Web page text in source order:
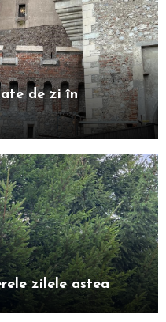
de zi în
zilele astea